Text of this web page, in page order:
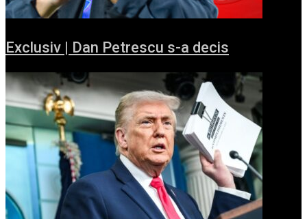
Exclusiv | Dan Petrescu s-a decis